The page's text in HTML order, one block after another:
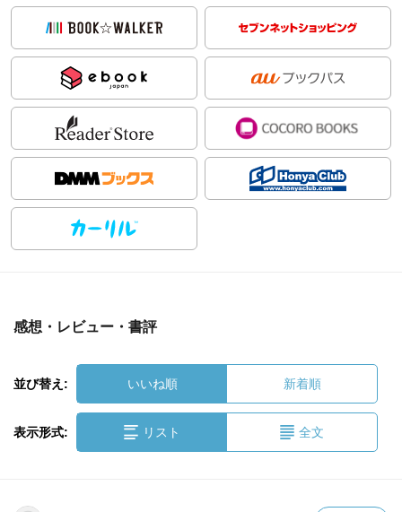
感想・レビュー・書評
並び替え: いいね順 新着順
表示形式: リスト 全文